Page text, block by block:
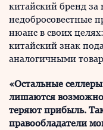
китайский бренд
недобросовестные
нюанс в своих
китайский знак
аналогичными
«Остальные
лишаются
теряют прибыль.
правообладатели